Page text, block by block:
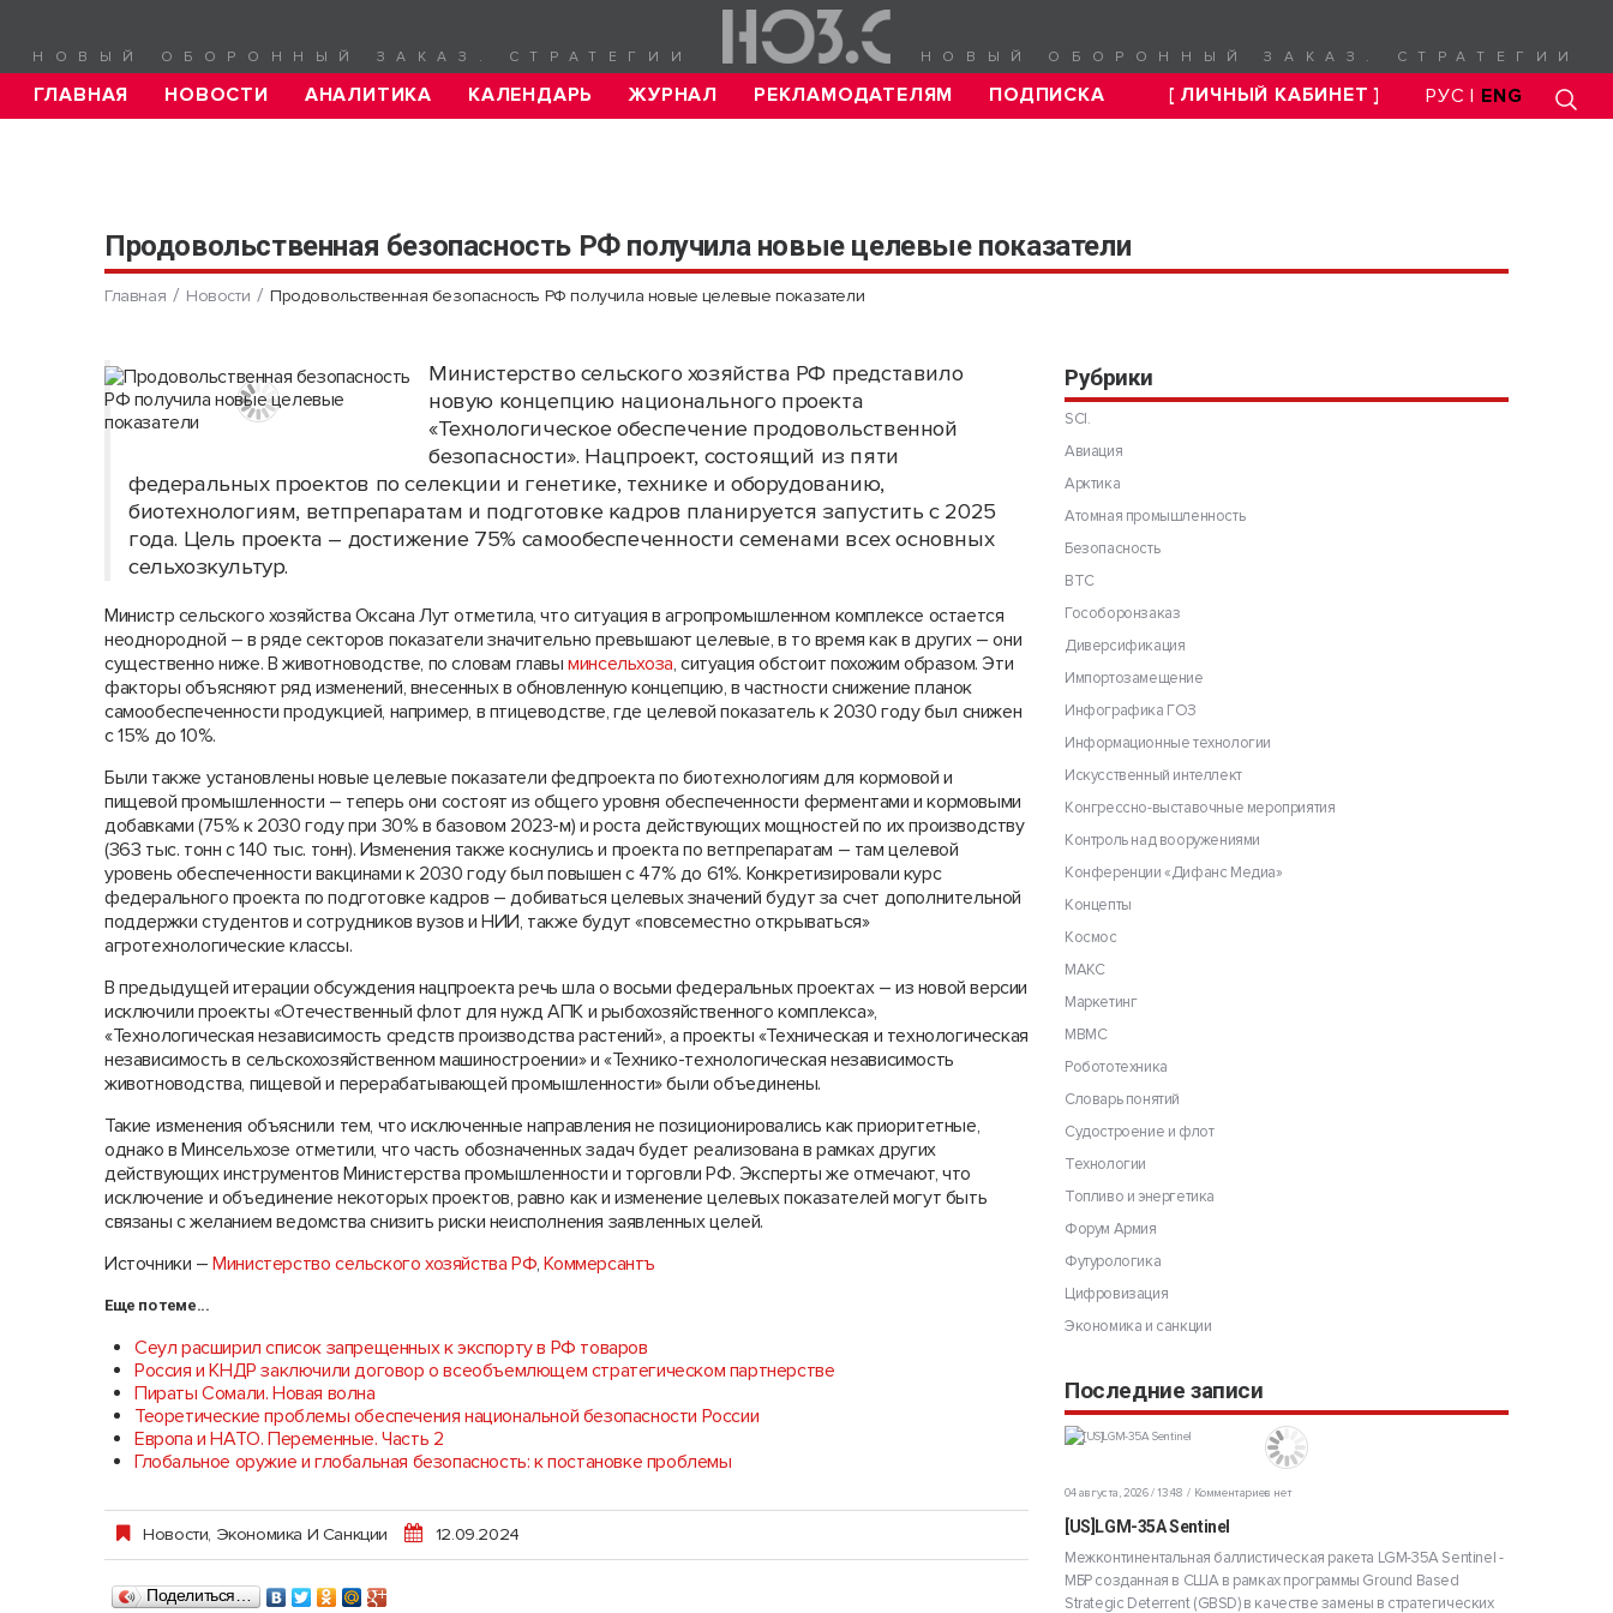
НОВЫЙ ОБОРОННЫЙ ЗАКАЗ. СТРАТЕГИИ НОВЫЙ ОБОРОННЫЙ ЗАКАЗ. СТРАТЕГИИ
ГЛАВНАЯ НОВОСТИ АНАЛИТИКА КАЛЕНДАРЬ ЖУРНАЛ РЕКЛАМОДАТЕЛЯМ ПОДПИСКА [ ЛИЧНЫЙ КАБИНЕТ ] РУС | ENG
Продовольственная безопасность РФ получила новые целевые показатели
Главная Новости Продовольственная безопасность РФ получила новые целевые показатели
Министерство сельского хозяйства РФ представило
новую концепцию национального проекта
«Технологическое обеспечение продовольственной
безопасности». Нацпроект, состоящий из пяти
федеральных проектов по селекции и генетике, технике и оборудованию,
биотехнологиям, ветпрепаратам и подготовке кадров планируется запустить с 2025
года. Цель проекта – достижение 75% самообеспеченности семенами всех основных
сельхозкультур.
Министр сельского хозяйства Оксана Лут отметила, что ситуация в агропромышленном комплексе остается
неоднородной – в ряде секторов показатели значительно превышают целевые, в то время как в других – они
существенно ниже. В животноводстве, по словам главыминсельхоза, ситуация обстоит похожим образом. Эти
факторы объясняют ряд изменений, внесенных в обновленную концепцию, в частности снижение планок
самообеспеченности продукцией, например, в птицеводстве, где целевой показатель к 2030 году был снижен
с 15% до 10%.
Были также установлены новые целевые показатели федпроекта по биотехнологиям для кормовой и
пищевой промышленности – теперь они состоят из общего уровня обеспеченности ферментами и кормовыми
добавками (75% к 2030 году при 30% в базовом 2023-м) и роста действующих мощностей по их производству
(363 тыс. тонн с 140 тыс. тонн). Изменения также коснулись и проекта по ветпрепаратам – там целевой
уровень обеспеченности вакцинами к 2030 году был повышен с 47% до 61%. Конкретизировали курс
федерального проекта по подготовке кадров – добиваться целевых значений будут за счет дополнительной
поддержки студентов и сотрудников вузов и НИИ, также будут «повсеместно открываться»
агротехнологические классы.
В предыдущей итерации обсуждения нацпроекта речь шла о восьми федеральных проектах – из новой версии
исключили проекты «Отечественный флот для нужд АПК и рыбохозяйственного комплекса»,
«Технологическая независимость средств производства растений», а проекты «Техническая и технологическая
независимость в сельскохозяйственном машиностроении» и «Технико-технологическая независимость
животноводства, пищевой и перерабатывающей промышленности» были объединены.
Такие изменения объяснили тем, что исключенные направления не позиционировались как приоритетные,
однако в Минсельхозе отметили, что часть обозначенных задач будет реализована в рамках других
действующих инструментов Министерства промышленности и торговли РФ. Эксперты же отмечают, что
исключение и объединение некоторых проектов, равно как и изменение целевых показателей могут быть
связаны с желанием ведомства снизить риски неисполнения заявленных целей.
Источники –Министерство сельского хозяйства РФ,Коммерсантъ
Еще по теме...
Сеул расширил список запрещенных к экспорту в РФ товаров
Россия и КНДР заключили договор о всеобъемлющем стратегическом партнерстве
Пираты Сомали. Новая волна
Теоретические проблемы обеспечения национальной безопасности России
Европа и НАТО. Переменные. Часть 2
Глобальное оружие и глобальная безопасность: к постановке проблемы
Новости, Экономика И Санкции 12.09.2024
Поделиться…
Рубрики
SCI.
Авиация
Арктика
Атомная промышленность
Безопасность
ВТС
Гособоронзаказ
Диверсификация
Импортозамещение
Инфографика ГОЗ
Информационные технологии
Искусственный интеллект
Конгрессно-выставочные мероприятия
Контроль над вооружениями
Конференции «Дифанс Медиа»
Концепты
Космос
МАКС
Маркетинг
МВМС
Робототехника
Словарь понятий
Судостроение и флот
Технологии
Топливо и энергетика
Форум Армия
Футурологика
Цифровизация
Экономика и санкции
Последние записи
04 августа, 2026 / 13:48 Комментариев нет
[US]LGM-35A Sentinel
Межконтинентальная баллистическая ракета LGM-35A Sentinel -
МБР созданная в США в рамках программы Ground Based
Strategic Deterrent (GBSD) в качестве замены в стратегических